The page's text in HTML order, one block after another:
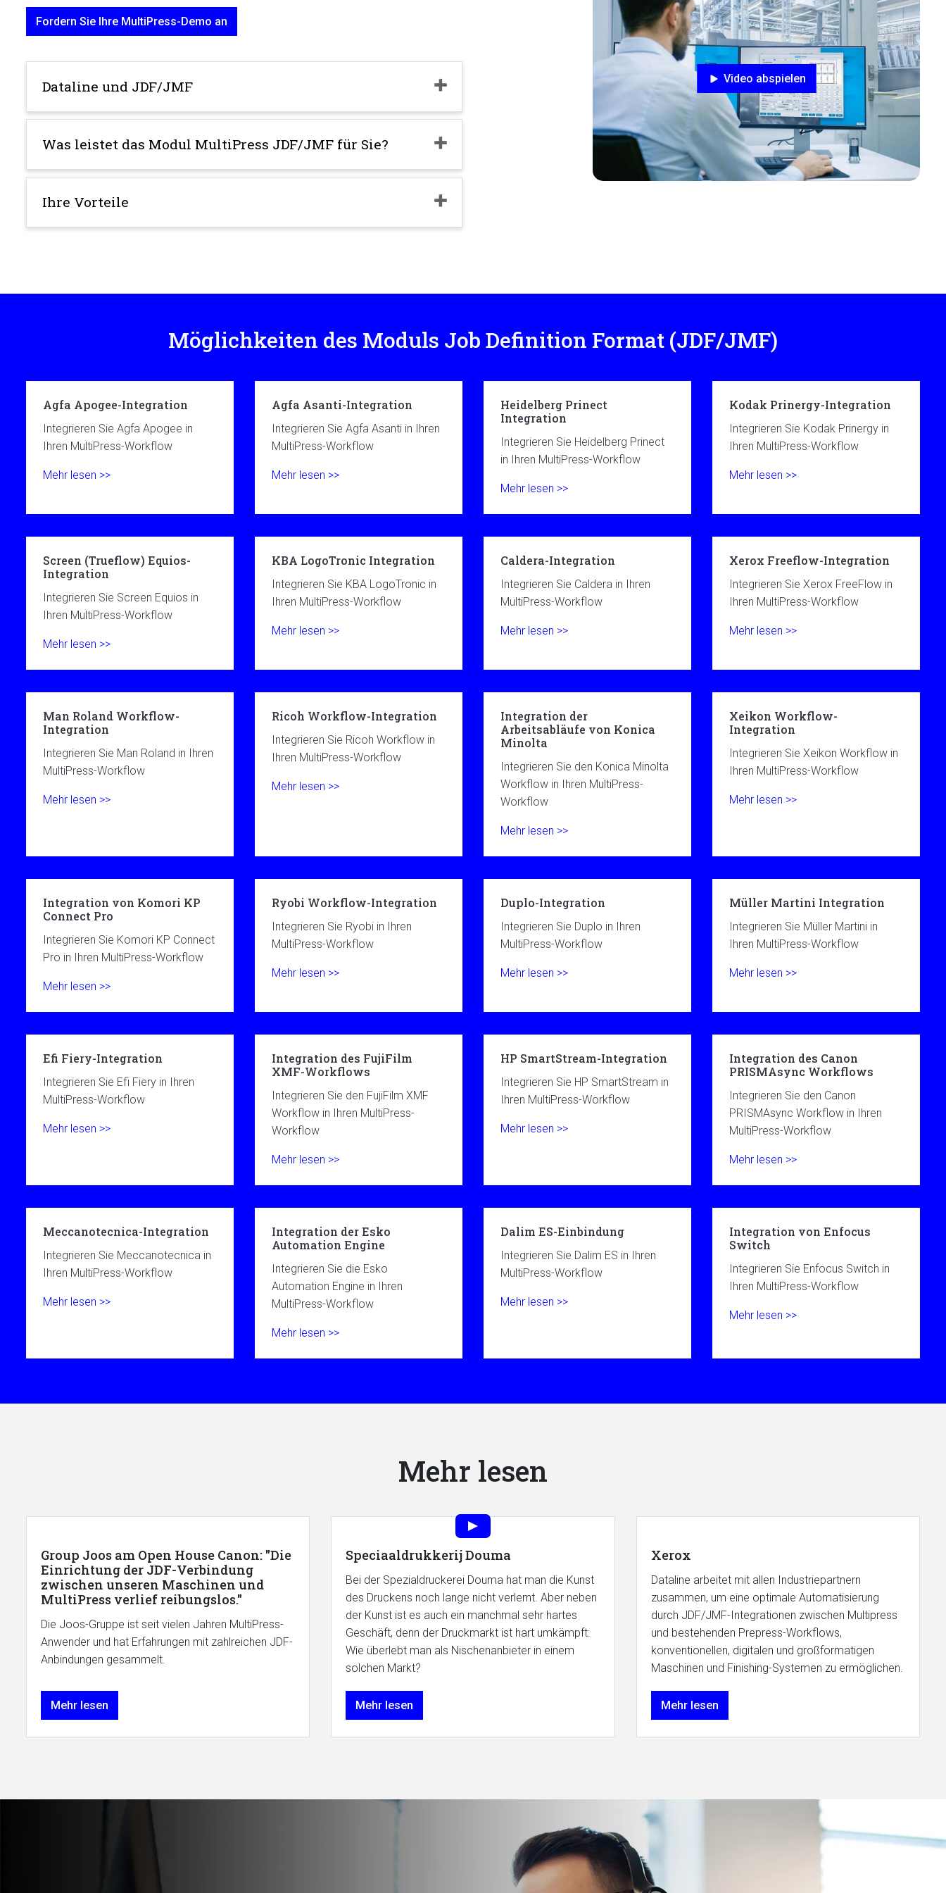
Fordern Sie Ihre MultiPress-Demo an
Dataline und JDF/JMF
Was leistet das Modul MultiPress JDF/JMF für Sie?
Ihre Vorteile
Video abspielen
Möglichkeiten des Moduls Job Definition Format (JDF/JMF)
Agfa Apogee-Integration
Integrieren Sie Agfa Apogee in
Ihren MultiPress-Workflow
Mehr lesen >>
Agfa Asanti-Integration
Integrieren Sie Agfa Asanti in Ihren
MultiPress-Workflow
Mehr lesen >>
Heidelberg Prinect
Integration
Integrieren Sie Heidelberg Prinect
in Ihren MultiPress-Workflow
Mehr lesen >>
Kodak Prinergy-Integration
Integrieren Sie Kodak Prinergy in
Ihren MultiPress-Workflow
Mehr lesen >>
Screen (Trueflow) Equios-
Integration
Integrieren Sie Screen Equios in
Ihren MultiPress-Workflow
Mehr lesen >>
KBA LogoTronic Integration
Integrieren Sie KBA LogoTronic in
Ihren MultiPress-Workflow
Mehr lesen >>
Caldera-Integration
Integrieren Sie Caldera in Ihren
MultiPress-Workflow
Mehr lesen >>
Xerox Freeflow-Integration
Integrieren Sie Xerox FreeFlow in
Ihren MultiPress-Workflow
Mehr lesen >>
Man Roland Workflow-
Integration
Integrieren Sie Man Roland in Ihren
MultiPress-Workflow
Mehr lesen >>
Ricoh Workflow-Integration
Integrieren Sie Ricoh Workflow in
Ihren MultiPress-Workflow
Mehr lesen >>
Integration der
Arbeitsabläufe von Konica
Minolta
Integrieren Sie den Konica Minolta
Workflow in Ihren MultiPress-
Workflow
Mehr lesen >>
Xeikon Workflow-
Integration
Integrieren Sie Xeikon Workflow in
Ihren MultiPress-Workflow
Mehr lesen >>
Integration von Komori KP
Connect Pro
Integrieren Sie Komori KP Connect
Pro in Ihren MultiPress-Workflow
Mehr lesen >>
Ryobi Workflow-Integration
Integrieren Sie Ryobi in Ihren
MultiPress-Workflow
Mehr lesen >>
Duplo-Integration
Integrieren Sie Duplo in Ihren
MultiPress-Workflow
Mehr lesen >>
Müller Martini Integration
Integrieren Sie Müller Martini in
Ihren MultiPress-Workflow
Mehr lesen >>
Efi Fiery-Integration
Integrieren Sie Efi Fiery in Ihren
MultiPress-Workflow
Mehr lesen >>
Integration des FujiFilm
XMF-Workflows
Integrieren Sie den FujiFilm XMF
Workflow in Ihren MultiPress-
Workflow
Mehr lesen >>
HP SmartStream-Integration
Integrieren Sie HP SmartStream in
Ihren MultiPress-Workflow
Mehr lesen >>
Integration des Canon
PRISMAsync Workflows
Integrieren Sie den Canon
PRISMAsync Workflow in Ihren
MultiPress-Workflow
Mehr lesen >>
Meccanotecnica-Integration
Integrieren Sie Meccanotecnica in
Ihren MultiPress-Workflow
Mehr lesen >>
Integration der Esko
Automation Engine
Integrieren Sie die Esko
Automation Engine in Ihren
MultiPress-Workflow
Mehr lesen >>
Dalim ES-Einbindung
Integrieren Sie Dalim ES in Ihren
MultiPress-Workflow
Mehr lesen >>
Integration von Enfocus
Switch
Integrieren Sie Enfocus Switch in
Ihren MultiPress-Workflow
Mehr lesen >>
Mehr lesen
Group Joos am Open House Canon: "Die
Einrichtung der JDF-Verbindung
zwischen unseren Maschinen und
MultiPress verlief reibungslos."
Die Joos-Gruppe ist seit vielen Jahren MultiPress-
Anwender und hat Erfahrungen mit zahlreichen JDF-
Anbindungen gesammelt.
Mehr lesen
Speciaaldrukkerij Douma
Bei der Spezialdruckerei Douma hat man die Kunst
des Druckens noch lange nicht verlernt. Aber neben
der Kunst ist es auch ein manchmal sehr hartes
Geschäft, denn der Druckmarkt ist hart umkämpft:
Wie überlebt man als Nischenanbieter in einem
solchen Markt?
Mehr lesen
Xerox
Dataline arbeitet mit allen Industriepartnern
zusammen, um eine optimale Automatisierung
durch JDF/JMF-Integrationen zwischen Multipress
und bestehenden Prepress-Workflows,
konventionellen, digitalen und großformatigen
Maschinen und Finishing-Systemen zu ermöglichen.
Mehr lesen